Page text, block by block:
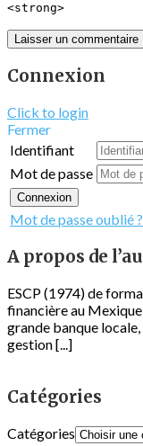
<strong>
Connexion
Click to login
Fermer
Identifiant
Mot de passe
Connexion
Mot de passe oublié ?
A propos de
ESCP (1974) de
financière au
grande banque
gestion [...]
Catégories
Catégories